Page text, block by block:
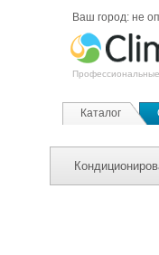
Ваш город: не
Каталог